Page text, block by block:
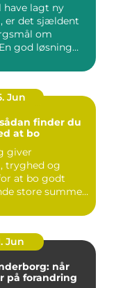
have lagt ny
er det sjældent
om
god løsning
Jun
finder du
at bo
giver
tryghed og
at bo godt
store summer
Jun
når
på forandring